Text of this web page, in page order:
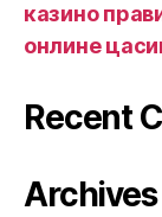
казино
онлине
Recent
Archives